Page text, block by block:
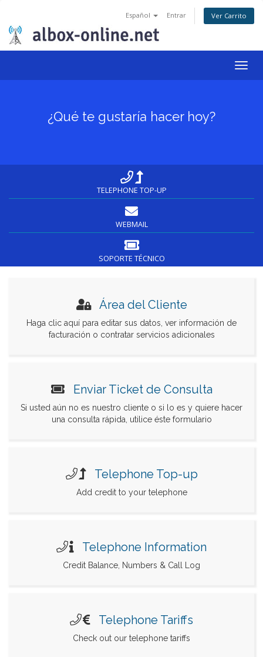
Español Entrar Ver Carrito
¿Qué te gustaría hacer hoy?
TELEPHONE TOP-UP
WEBMAIL
SOPORTE TÉCNICO
Área del Cliente
Haga clic aquí para editar sus datos, ver información de
facturación o contratar servicios adicionales
Enviar Ticket de Consulta
Si usted aún no es nuestro cliente o si lo es y quiere hacer
una consulta rápida, utilice éste formulario
Telephone Top-up
Add credit to your telephone
Telephone Information
Credit Balance, Numbers & Call Log
Telephone Tariffs
Check out our telephone tariffs